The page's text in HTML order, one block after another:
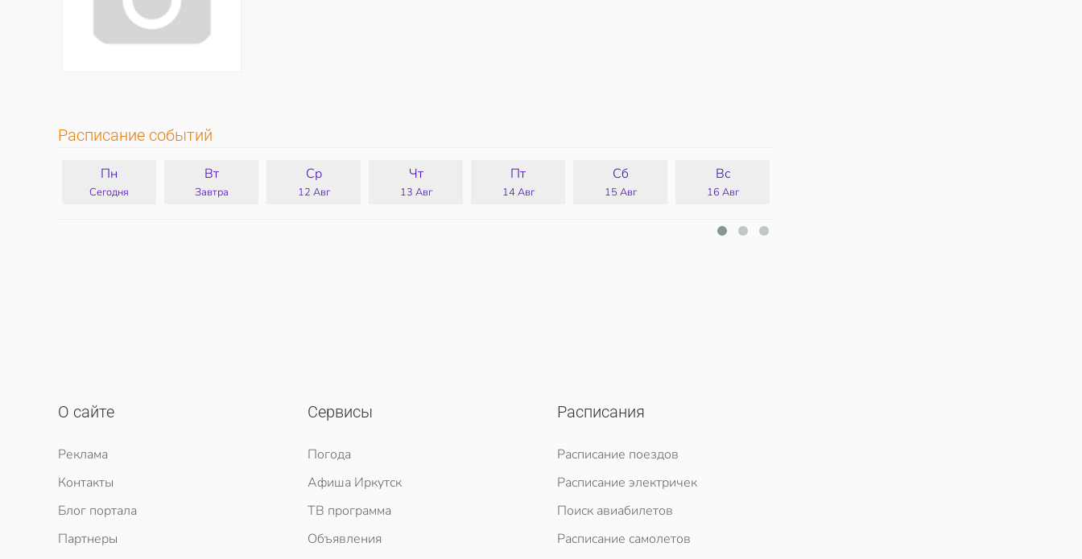
Расписание событий
Пн
Сегодня
Вт
Завтра
Ср
12 Авг
Чт
13 Авг
Пт
14 Авг
Сб
15 Авг
Вс
16 Авг
О сайте
Реклама
Контакты
Блог портала
Партнеры
Сервисы
Погода
Афиша Иркутск
ТВ программа
Объявления
Расписания
Расписание поездов
Расписание электричек
Поиск авиабилетов
Расписание самолетов